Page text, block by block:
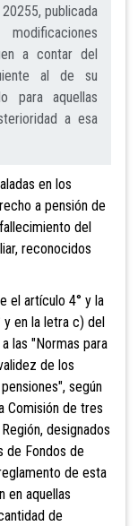
publicada
a contar del
al de su
para aquellas
a esa
en los
a pensión de
del
reconocidos
el artículo 4° y la
y en la letra c) del
las "Normas para
de los
pensiones", según
Comisión de tres
designados
de Fondos de
de esta
en aquellas
de